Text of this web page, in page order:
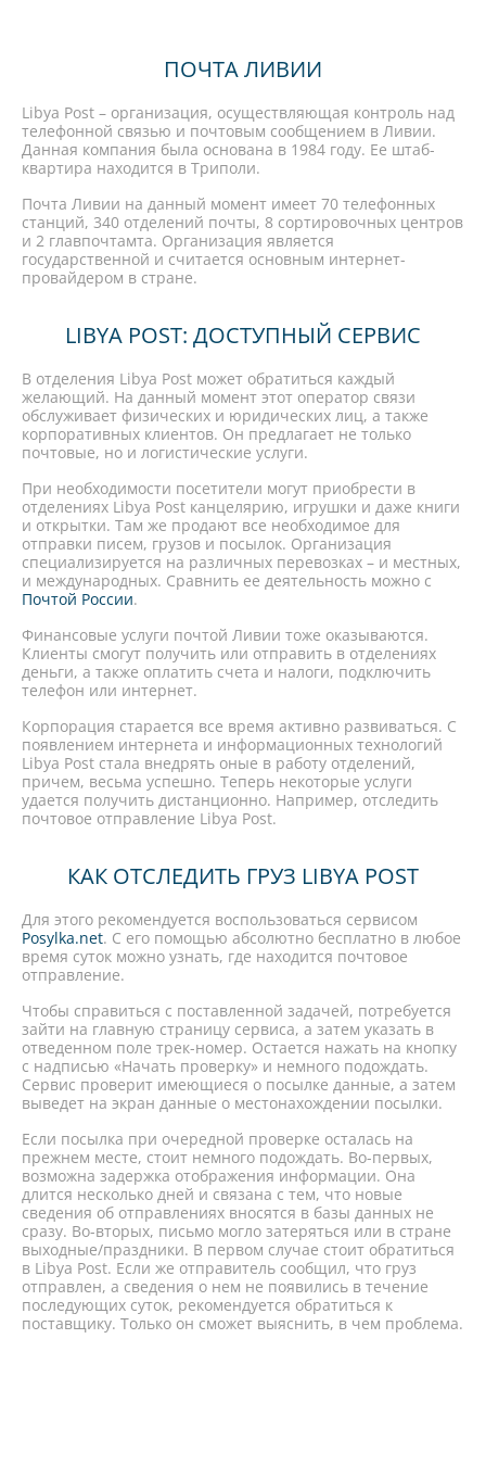
ПОЧТА ЛИВИИ
Libya Post – организация, осуществляющая контроль над
телефонной связью и почтовым сообщением в Ливии.
Данная компания была основана в 1984 году. Ее штаб-
квартира находится в Триполи.
Почта Ливии на данный момент имеет 70 телефонных
станций, 340 отделений почты, 8 сортировочных центров
и 2 главпочтамта. Организация является
государственной и считается основным интернет-
провайдером в стране.
LIBYA POST: ДОСТУПНЫЙ СЕРВИС
В отделения Libya Post может обратиться каждый
желающий. На данный момент этот оператор связи
обслуживает физических и юридических лиц, а также
корпоративных клиентов. Он предлагает не только
почтовые, но и логистические услуги.
При необходимости посетители могут приобрести в
отделениях Libya Post канцелярию, игрушки и даже книги
и открытки. Там же продают все необходимое для
отправки писем, грузов и посылок. Организация
специализируется на различных перевозках – и местных,
и международных. Сравнить ее деятельность можно с
Почтой России.
Финансовые услуги почтой Ливии тоже оказываются.
Клиенты смогут получить или отправить в отделениях
деньги, а также оплатить счета и налоги, подключить
телефон или интернет.
Корпорация старается все время активно развиваться. С
появлением интернета и информационных технологий
Libya Post стала внедрять оные в работу отделений,
причем, весьма успешно. Теперь некоторые услуги
удается получить дистанционно. Например, отследить
почтовое отправление Libya Post.
КАК ОТСЛЕДИТЬ ГРУЗ LIBYA POST
Для этого рекомендуется воспользоваться сервисом
Posylka.net. С его помощью абсолютно бесплатно в любое
время суток можно узнать, где находится почтовое
отправление.
Чтобы справиться с поставленной задачей, потребуется
зайти на главную страницу сервиса, а затем указать в
отведенном поле трек-номер. Остается нажать на кнопку
с надписью «Начать проверку» и немного подождать.
Сервис проверит имеющиеся о посылке данные, а затем
выведет на экран данные о местонахождении посылки.
Если посылка при очередной проверке осталась на
прежнем месте, стоит немного подождать. Во-первых,
возможна задержка отображения информации. Она
длится несколько дней и связана с тем, что новые
сведения об отправлениях вносятся в базы данных не
сразу. Во-вторых, письмо могло затеряться или в стране
выходные/праздники. В первом случае стоит обратиться
в Libya Post. Если же отправитель сообщил, что груз
отправлен, а сведения о нем не появились в течение
последующих суток, рекомендуется обратиться к
поставщику. Только он сможет выяснить, в чем проблема.